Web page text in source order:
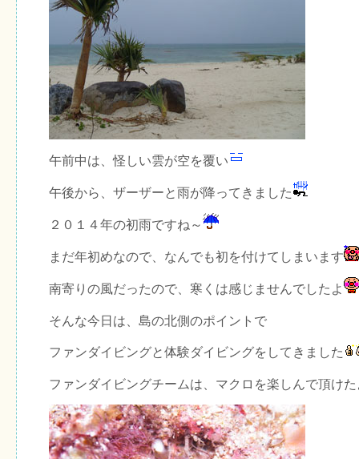
午前中は、怪しい雲が空を覆い
午後から、ザーザーと雨が降ってきました
２０１４年の初雨ですね～
まだ年初めなので、なんでも初を付けてしまいます
南寄りの風だったので、寒くは感じませんでしたよ
そんな今日は、島の北側のポイントで
ファンダイビングと体験ダイビングをしてきました
ファンダイビングチームは、マクロを楽しんで頂け